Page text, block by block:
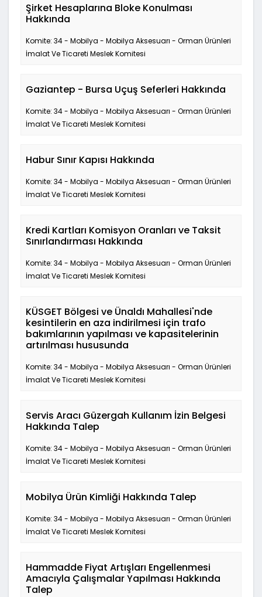
Şirket Hesaplarına Bloke Konulması
Hakkında
Komite: 34 - Mobilya - Mobilya Aksesuarı - Orman Ürünleri
İmalat Ve Ticareti Meslek Komitesi
Gaziantep - Bursa Uçuş Seferleri Hakkında
Komite: 34 - Mobilya - Mobilya Aksesuarı - Orman Ürünleri
İmalat Ve Ticareti Meslek Komitesi
Habur Sınır Kapısı Hakkında
Komite: 34 - Mobilya - Mobilya Aksesuarı - Orman Ürünleri
İmalat Ve Ticareti Meslek Komitesi
Kredi Kartları Komisyon Oranları ve Taksit
Sınırlandırması Hakkında
Komite: 34 - Mobilya - Mobilya Aksesuarı - Orman Ürünleri
İmalat Ve Ticareti Meslek Komitesi
KÜSGET Bölgesi ve Ünaldı Mahallesi'nde
kesintilerin en aza indirilmesi için trafo
bakımlarının yapılması ve kapasitelerinin
artırılması hususunda
Komite: 34 - Mobilya - Mobilya Aksesuarı - Orman Ürünleri
İmalat Ve Ticareti Meslek Komitesi
Servis Aracı Güzergah Kullanım İzin Belgesi
Hakkında Talep
Komite: 34 - Mobilya - Mobilya Aksesuarı - Orman Ürünleri
İmalat Ve Ticareti Meslek Komitesi
Mobilya Ürün Kimliği Hakkında Talep
Komite: 34 - Mobilya - Mobilya Aksesuarı - Orman Ürünleri
İmalat Ve Ticareti Meslek Komitesi
Hammadde Fiyat Artışları Engellenmesi
Amacıyla Çalışmalar Yapılması Hakkında
Talep